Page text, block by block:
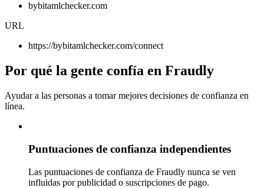
bybitamlchecker.com
URL
https://bybitamlchecker.com/connect
Por qué la gente confía en Fraudly
Ayudar a las personas a tomar mejores decisiones de confianza en
línea.
Puntuaciones de confianza independientes
Las puntuaciones de confianza de Fraudly nunca se ven
influidas por publicidad o suscripciones de pago.